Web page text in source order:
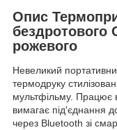
Опис
бездротового
рожевого
Невеликий
термодруку
мультфільму. Працює
вимагає під'єднання
через Bluetooth зі